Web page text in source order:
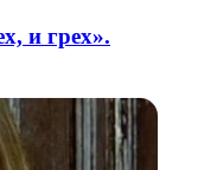
и грех».